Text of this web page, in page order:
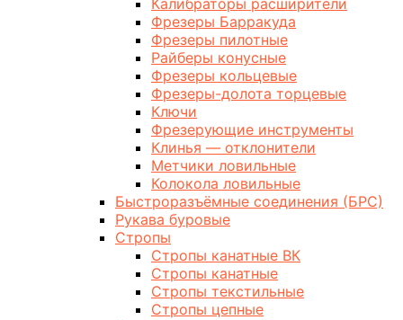
Калибраторы расширители
Фрезеры Барракуда
Фрезеры пилотные
Райберы конусные
Фрезеры кольцевые
Фрезеры-долота торцевые
Ключи
Фрезерующие инструменты
Клинья — отклонители
Метчики ловильные
Колокола ловильные
Быстроразъёмные соединения (БРС)
Рукава буровые
Стропы
Стропы канатные ВК
Стропы канатные
Стропы текстильные
Стропы цепные